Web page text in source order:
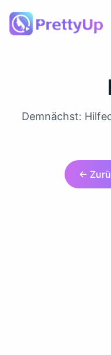
Demnächst:
←